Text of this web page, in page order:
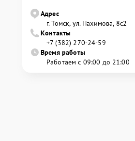
Адрес
г. Томск, ул. Нахимова, 8с2
Контакты
+7 (382) 270-24-59
Время работы
Работаем с 09:00 до 21:00